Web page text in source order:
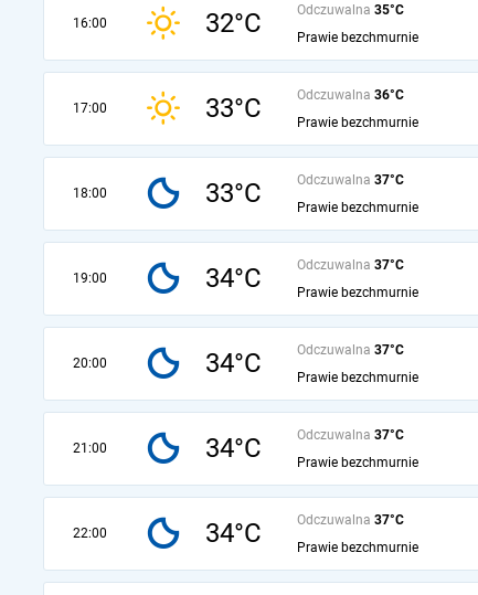
16:00 32°C Odczuwalna 35°C
Prawie bezchmurnie
17:00 33°C Odczuwalna 36°C
Prawie bezchmurnie
18:00 33°C Odczuwalna 37°C
Prawie bezchmurnie
19:00 34°C Odczuwalna 37°C
Prawie bezchmurnie
20:00 34°C Odczuwalna 37°C
Prawie bezchmurnie
21:00 34°C Odczuwalna 37°C
Prawie bezchmurnie
22:00 34°C Odczuwalna 37°C
Prawie bezchmurnie